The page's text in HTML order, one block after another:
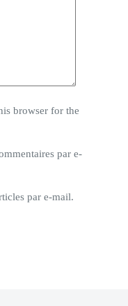
browser for the
par e-
par e-mail.